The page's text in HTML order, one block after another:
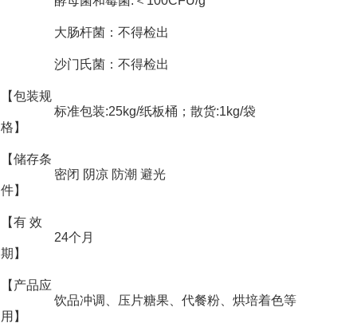
大肠杆菌：不得检出
沙门氏菌：不得检出
【包装规
格】
标准包装:25kg/纸板桶；散货:1kg/袋
【储存条
件】
密闭 阴凉 防潮 避光
【有 效
期】
24个月
【产品应
用】
饮品冲调、压片糖果、代餐粉、烘培着色等